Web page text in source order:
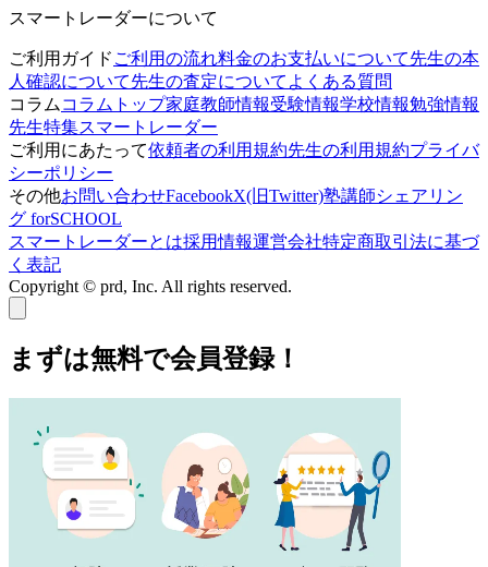
スマートレーダーについて
ご利用ガイド ご利用の流れ料金のお支払いについて先生の本
人確認について先生の査定について よくある質問
コラム コラムトップ家庭教師情報受験情報学校情報勉強情報
先生特集スマートレーダー
ご利用にあたって依頼者の利用規約先生の利用規約プライバ
シーポリシー
その他お問い合わせFacebookX(旧Twitter)塾講師シェアリン
グ forSCHOOL
スマートレーダーとは採用情報運営会社特定商取引法に基づ
く表記
Copyright © prd, Inc. All rights reserved.
まずは無料で会員登録！